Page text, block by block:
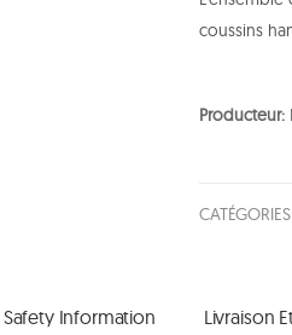
coussins
Producteur:
CATÉGORIES:
Safety Information Livraison